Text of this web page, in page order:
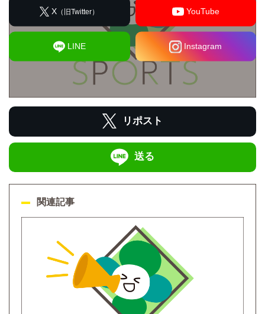
X （旧Twitter） YouTube
LINE Instagram
リポスト
送る
関連記事